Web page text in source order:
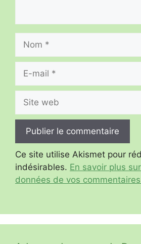
mail
web
Ce site utilise Akismet pour
indésirables. En savoir plus
données de vos